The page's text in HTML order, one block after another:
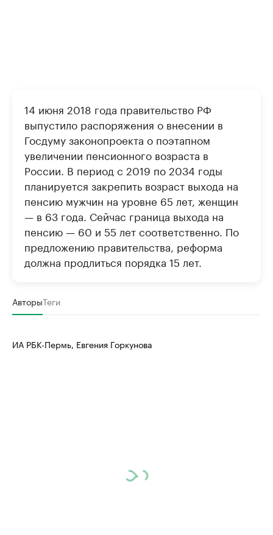
14 июня 2018 года правительство РФ
выпустило распоряжения о внесении в
Госдуму законопроекта о поэтапном
увеличении пенсионного возраста в
России. В период с 2019 по 2034 годы
планируется закрепить возраст выхода на
пенсию мужчин на уровне 65 лет, женщин
— в 63 года. Сейчас граница выхода на
пенсию — 60 и 55 лет соответственно. По
предложению правительства, реформа
должна продлиться порядка 15 лет.
АвторыТеги
ИА РБК-Пермь, Евгения Горкунова